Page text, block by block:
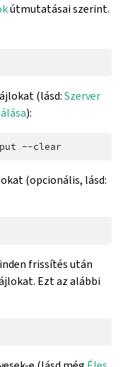
útmutatásai szerint.
(lásd:Szerver
):
(opcionális, lásd:
frissítés után
Ezt az alábbi